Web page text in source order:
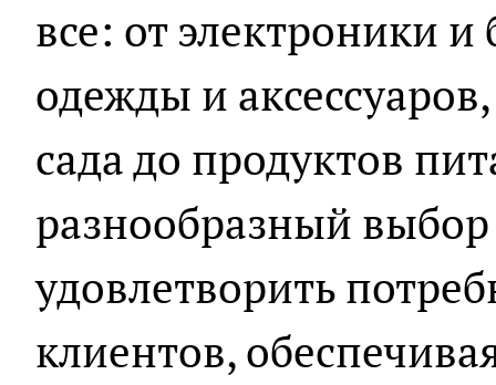
все: от электроники
одежды и
сада до продуктов
разнообразный выбор
удовлетворить
клиентов,